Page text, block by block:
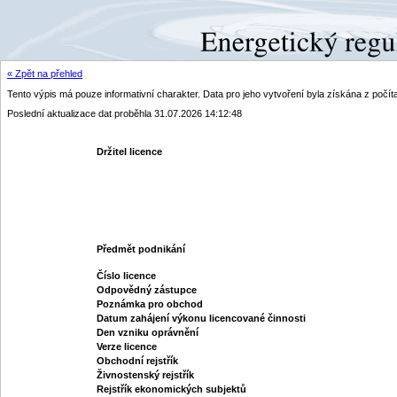
« Zpět na přehled
Tento výpis má pouze informativní charakter. Data pro jeho vytvoření byla získána z
Poslední aktualizace dat proběhla 31.07.2026 14:12:48
Držitel licence
Předmět podnikání
Číslo licence
Odpovědný zástupce
Poznámka pro obchod
Datum zahájení výkonu licencované činnosti
Den vzniku oprávnění
Verze licence
Obchodní rejstřík
Živnostenský rejstřík
Rejstřík ekonomických subjektů